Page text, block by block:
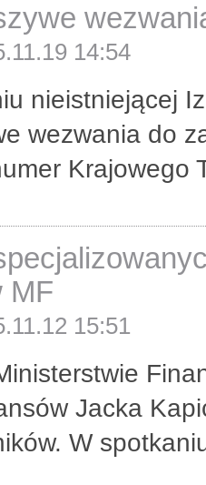
14:54
nieistniejącej
wezwania do
Krajowego
MF
15:51
Jacka
W